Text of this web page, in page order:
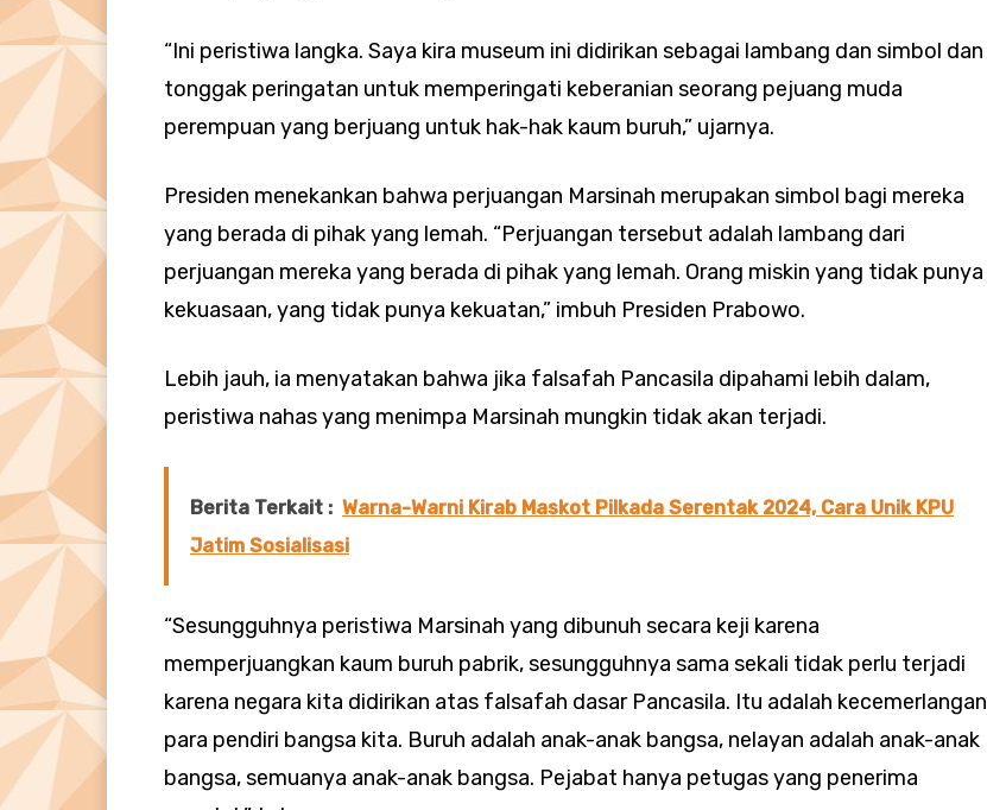
“Ini peristiwa langka. Saya kira museum ini didirikan sebagai lambang dan simbol dan
tonggak peringatan untuk memperingati keberanian seorang pejuang muda
perempuan yang berjuang untuk hak-hak kaum buruh,” ujarnya.
Presiden menekankan bahwa perjuangan Marsinah merupakan simbol bagi mereka
yang berada di pihak yang lemah. “Perjuangan tersebut adalah lambang dari
perjuangan mereka yang berada di pihak yang lemah. Orang miskin yang tidak punya
kekuasaan, yang tidak punya kekuatan,” imbuh Presiden Prabowo.
Lebih jauh, ia menyatakan bahwa jika falsafah Pancasila dipahami lebih dalam,
peristiwa nahas yang menimpa Marsinah mungkin tidak akan terjadi.
Berita Terkait : Warna-Warni Kirab Maskot Pilkada Serentak 2024, Cara Unik KPU
Jatim Sosialisasi
“Sesungguhnya peristiwa Marsinah yang dibunuh secara keji karena
memperjuangkan kaum buruh pabrik, sesungguhnya sama sekali tidak perlu terjadi
karena negara kita didirikan atas falsafah dasar Pancasila. Itu adalah kecemerlangan
para pendiri bangsa kita. Buruh adalah anak-anak bangsa, nelayan adalah anak-anak
bangsa, semuanya anak-anak bangsa. Pejabat hanya petugas yang penerima